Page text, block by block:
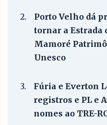
2.
Porto Velho dá
tornar a Estrada
Mamoré
Unesco
3.
Fúria e Everton
registros e PL e
nomes ao TRE-